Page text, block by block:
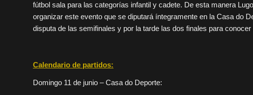
fútbol sala para las categorías infantil y cadete. De esta manera
organizar este evento que se diputará íntegramente en la Casa do
disputa de las semifinales y por la tarde las dos finales para
Calendario de partidos:
Domingo 11 de junio – Casa do Deporte: